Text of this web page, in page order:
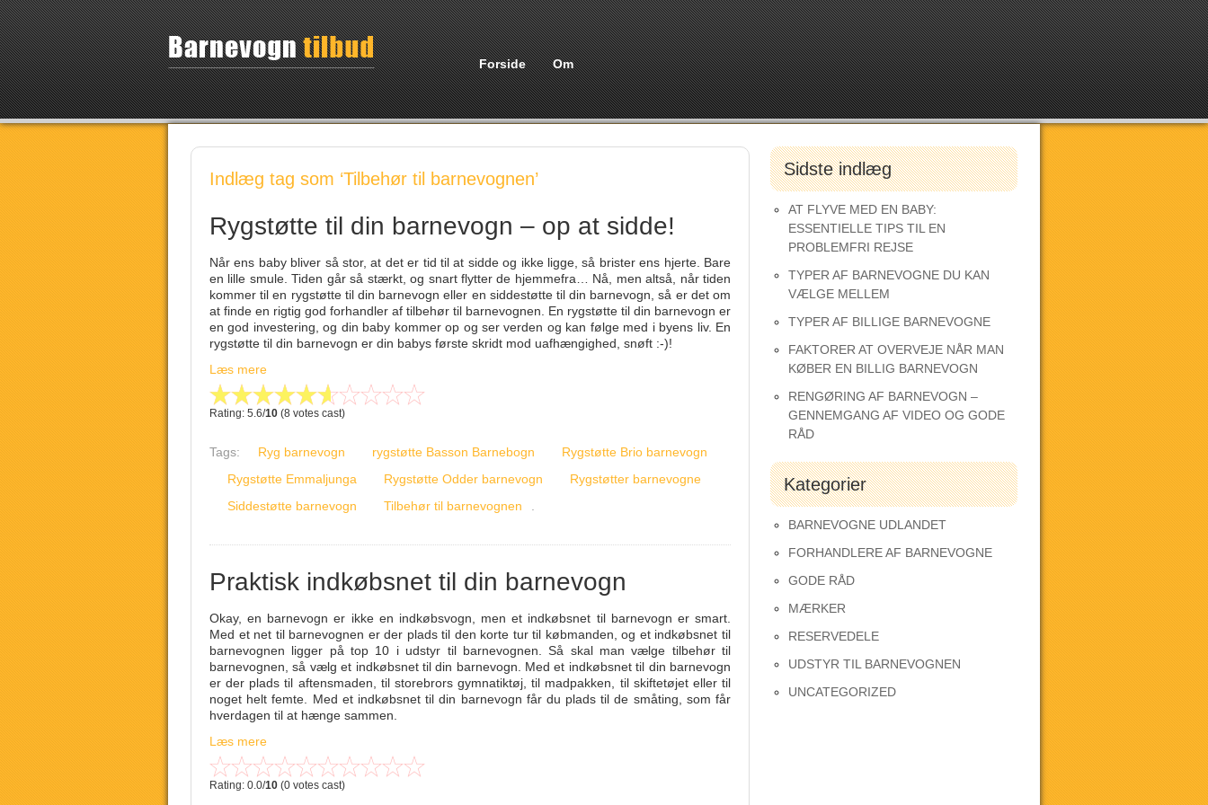
Forside Om
Indlæg tag som ‘Tilbehør til barnevognen’
Rygstøtte til din barnevogn – op at sidde!
Når ens baby bliver så stor, at det er tid til at sidde og ikke ligge, så brister ens hjerte. Bare
en lille smule. Tiden går så stærkt, og snart flytter de hjemmefra… Nå, men altså, når tiden
kommer til en rygstøtte til din barnevogn eller en siddestøtte til din barnevogn, så er det om
at finde en rigtig god forhandler af tilbehør til barnevognen. En rygstøtte til din barnevogn er
en god investering, og din baby kommer op og ser verden og kan følge med i byens liv. En
rygstøtte til din barnevogn er din babys første skridt mod uafhængighed, snøft :-)!
Læs mere
Rating: 5.6/10 (8 votes cast)
Tags: Ryg barnevogn rygstøtte Basson Barnebogn
Rygstøtte Brio barnevogn
Rygstøtte Emmaljunga
Rygstøtte Odder barnevogn
Rygstøtter barnevogne
Siddestøtte barnevogn
Tilbehør til barnevognen
Praktisk indkøbsnet til din barnevogn
Okay, en barnevogn er ikke en indkøbsvogn, men et indkøbsnet til barnevogn er smart.
Med et net til barnevognen er der plads til den korte tur til købmanden, og et indkøbsnet til
barnevognen ligger på top 10 i udstyr til barnevognen. Så skal man vælge tilbehør til
barnevognen, så vælg et indkøbsnet til din barnevogn. Med et indkøbsnet til din barnevogn
er der plads til aftensmaden, til storebrors gymnatiktøj, til madpakken, til skiftetøjet eller til
noget helt femte. Med et indkøbsnet til din barnevogn får du plads til de småting, som får
hverdagen til at hænge sammen.
Læs mere
Rating: 0.0/10 (0 votes cast)
Sidste indlæg
AT FLYVE MED EN BABY:
ESSENTIELLE TIPS TIL EN
PROBLEMFRI REJSE
TYPER AF BARNEVOGNE DU KAN
VÆLGE MELLEM
TYPER AF BILLIGE BARNEVOGNE
FAKTORER AT OVERVEJE NÅR MAN
KØBER EN BILLIG BARNEVOGN
RENGØRING AF BARNEVOGN –
GENNEMGANG AF VIDEO OG GODE
RÅD
Kategorier
BARNEVOGNE UDLANDET
FORHANDLERE AF BARNEVOGNE
GODE RÅD
MÆRKER
RESERVEDELE
UDSTYR TIL BARNEVOGNEN
UNCATEGORIZED